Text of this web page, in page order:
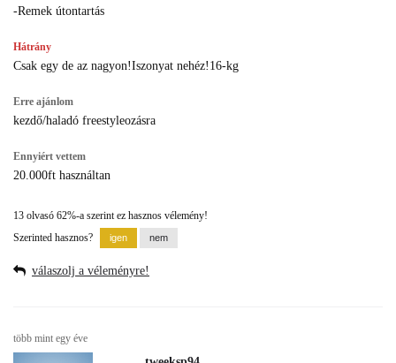
-Remek útontartás
Hátrány
Csak egy de az nagyon!Iszonyat nehéz!16-kg
Erre ajánlom
kezdő/haladó freestyleozásra
Ennyiért vettem
20.000ft használtan
13 olvasó 62%-a szerint ez hasznos vélemény!
Szerinted hasznos?
válaszolj a véleményre!
több mint egy éve